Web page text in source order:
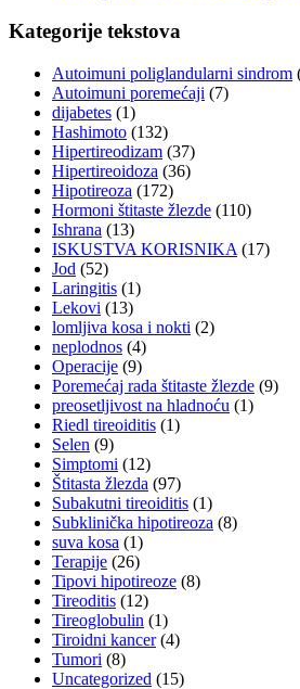
Kategorije tekstova
Autoimuni poliglandularni sindrom
Autoimuni poremećaji (7)
dijabetes (1)
Hashimoto (132)
Hipertireodizam (37)
Hipertireoidoza (36)
Hipotireoza (172)
Hormoni štitaste žlezde (110)
Ishrana (13)
ISKUSTVA KORISNIKA (17)
Jod (52)
Laringitis (1)
Lekovi (13)
lomljiva kosa i nokti (2)
neplodnos (4)
Operacije (9)
Poremećaj rada štitaste žlezde (9)
preosetljivost na hladnoću (1)
Riedl tireoiditis (1)
Selen (9)
Simptomi (12)
Štitasta žlezda (97)
Subakutni tireoiditis (1)
Subklinička hipotireoza (8)
suva kosa (1)
Terapije (26)
Tipovi hipotireoze (8)
Tireoditis (12)
Tireoglobulin (1)
Tiroidni kancer(4)
Tumori (8)
Uncategorized (15)